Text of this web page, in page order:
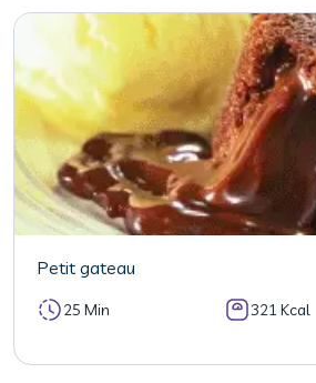
Petit gateau
25 Min 321 Kcal